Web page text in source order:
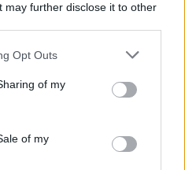
may further disclose it to other
Opt Outs
of my
of my
ροή της εφοδιαστικής
Γρηγοράκης
διακινητών μεταναστών σε